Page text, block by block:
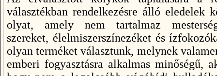
választékban rendelkezésre álló eledelek
olyat, amely nem tartalmaz
szereket, élelmiszerszínezéket és
olyan terméket választunk, melynek
emberi fogyasztásra alkalmas minőségű,